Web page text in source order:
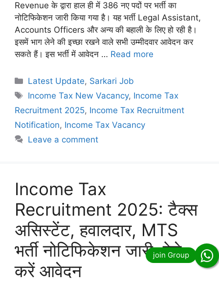
Revenue के द्वारा हाल ही में 386 नए पदों पर भर्ती का
नोटिफिकेशन जारी किया गया है। यह भर्ती Legal Assistant,
Accounts Officers और अन्य की बहाली के लिए हो रही है।
इसमें भाग लेने की इच्छा रखने वाले सभी उम्मीदवार आवेदन कर
सकते हैं। इस भर्ती में आवेदन … Read more
Categories
Latest Update, Sarkari Job
Tags
Income Tax New Vacancy, Income Tax
Recruitment 2025, Income Tax Recruitment
Notification, Income Tax Vacancy
Leave a comment
Income Tax
Recruitment 2025: टैक्स
असिस्टेंट, हवालदार, MTS
भर्ती नोटिफिकेशन जारी, ऐसे
करें आवेदन